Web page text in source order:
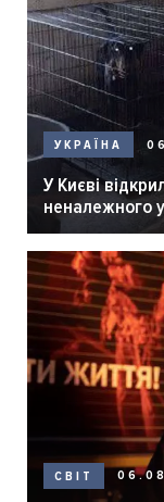
УКРАЇНА
У Києві
неналежного
розпліднику
СВІТ